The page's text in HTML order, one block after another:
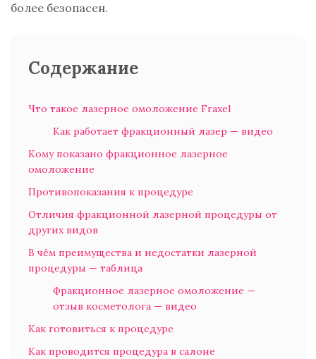
более безопасен.
Содержание
Что такое лазерное омоложение Fraxel
Как работает фракционный лазер — видео
Кому показано фракционное лазерное
омоложение
Противопоказания к процедуре
Отличия фракционной лазерной процедуры от
других видов
В чём преимущества и недостатки лазерной
процедуры — таблица
Фракционное лазерное омоложение —
отзыв косметолога — видео
Как готовиться к процедуре
Как проводится процедура в салоне